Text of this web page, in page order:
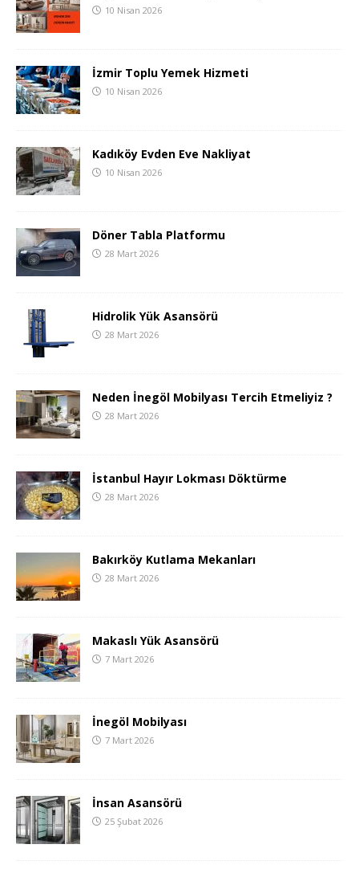
10 Nisan 2026
İzmir Toplu Yemek Hizmeti
10 Nisan 2026
Kadıköy Evden Eve Nakliyat
10 Nisan 2026
Döner Tabla Platformu
28 Mart 2026
Hidrolik Yük Asansörü
28 Mart 2026
Neden İnegöl Mobilyası Tercih Etmeliyiz ?
28 Mart 2026
İstanbul Hayır Lokması Döktürme
28 Mart 2026
Bakırköy Kutlama Mekanları
28 Mart 2026
Makaslı Yük Asansörü
7 Mart 2026
İnegöl Mobilyası
7 Mart 2026
İnsan Asansörü
25 Şubat 2026